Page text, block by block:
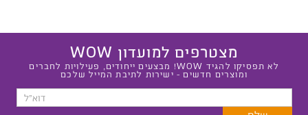
מצטרפים למועדון WOW
לא תפסיקו להגיד WOW! מבצעים ייחודים, פעילויות לחברים
ומוצרים חדשים - ישירות לתיבת המייל שלכם